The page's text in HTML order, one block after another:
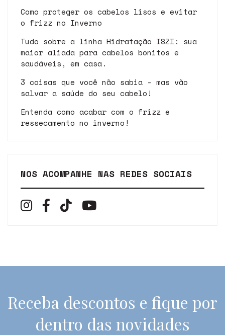
Como proteger os cabelos lisos e evitar
o frizz no Inverno
Tudo sobre a linha Hidratação ISZI: sua
maior aliada para cabelos bonitos e
saudáveis, em casa.
3 coisas que você não sabia - mas vão
salvar a saúde do seu cabelo!
Entenda como acabar com o frizz e
ressecamento no inverno!
NOS ACOMPANHE NAS REDES SOCIAIS
Receba descontos e fique por
dentro das novidades